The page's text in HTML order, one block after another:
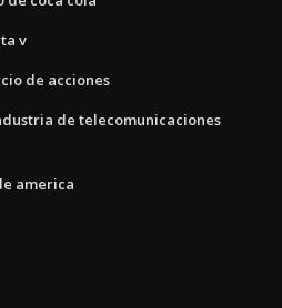
v
de acciones
de telecomunicaciones
america